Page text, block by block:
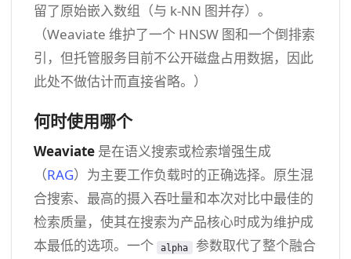
留了原始嵌入数组（与 k-NN 图并存）。
（Weaviate 维护了一个 HNSW 图和一个倒排索
引，但托管服务目前不公开磁盘占用数据，因此
此处不做估计而直接省略。）
何时使用哪个
Weaviate 是在语义搜索或检索增强生成
（RAG）为主要工作负载时的正确选择。原生混
合搜索、最高的摄入吞吐量和本次对比中最佳的
检索质量，使其在搜索为产品核心时成为维护成
本最低的选项。一个
alpha
参数取代了整个融合